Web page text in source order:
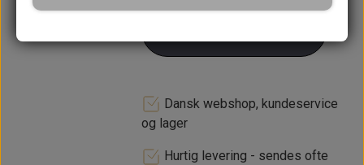
Dansk webshop, kundeservice
og lager
Hurtig levering - sendes ofte